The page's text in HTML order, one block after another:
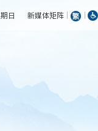
日 新媒体矩阵